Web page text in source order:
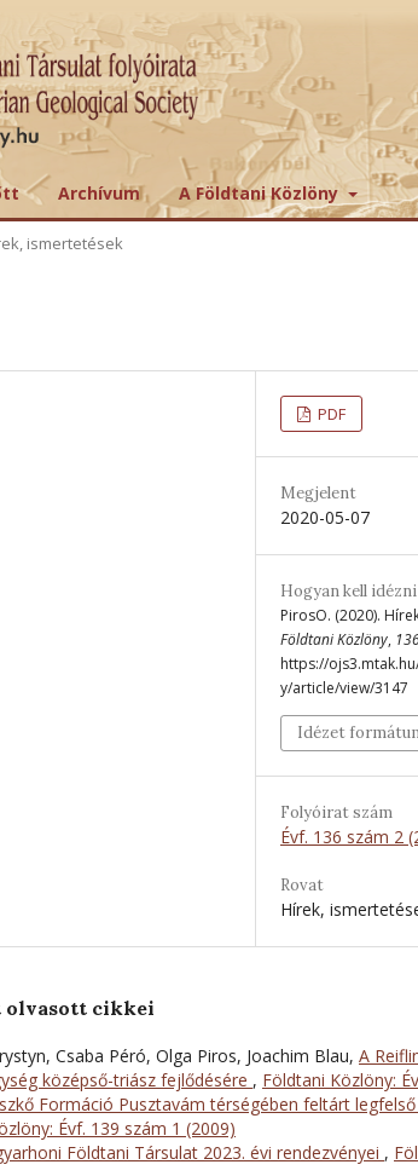
Archívum A Földtani Közlöny
ismertetések
PDF
Megjelent
2020-05-07
Hogyan kell idézni
PirosO. (2020).
Földtani Közlöny,
https://
y/article/view/3147
Idézet
Folyóirat szám
Évf. 136 szám 2
Rovat
Hírek,
olvasott cikkei
Csaba Péró, Olga Piros, Joachim Blau, A
középső-triász fejlődésére , Földtani Közlöny:
Formáció Pusztavám térségében feltárt
Évf. 139 szám 1 (2009)
Földtani Társulat 2023. évi rendezvényei ,